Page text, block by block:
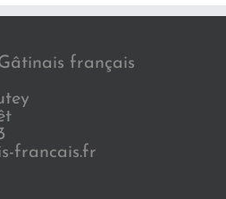
francais.fr